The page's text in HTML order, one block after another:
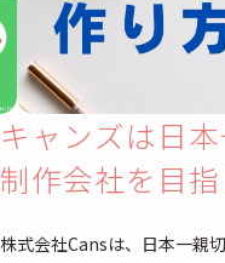
キャンズは日
制作会社を目指
株式会社Cansは、日本一親